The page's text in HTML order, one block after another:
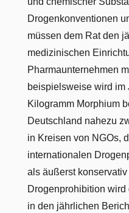
Drogenkonventionen
müssen dem Rat den
medizinischen
Pharmaunternehmen
beispielsweise wird im
Kilogramm Morphium
Deutschland nahezu
in Kreisen von NGOs,
internationalen
als äußerst
Drogenprohibition wird
in den jährlichen